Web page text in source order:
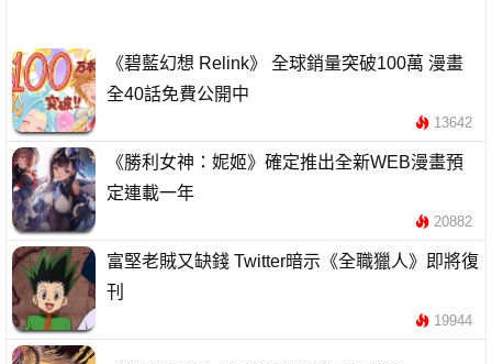
《碧藍幻想 Relink》 全球銷量突破100萬 漫畫
全40話免費公開中
13642
《勝利女神：妮姬》確定推出全新WEB漫畫預
定連載一年
20882
富堅老賊又缺錢 Twitter暗示《全職獵人》即將復
刊
19944